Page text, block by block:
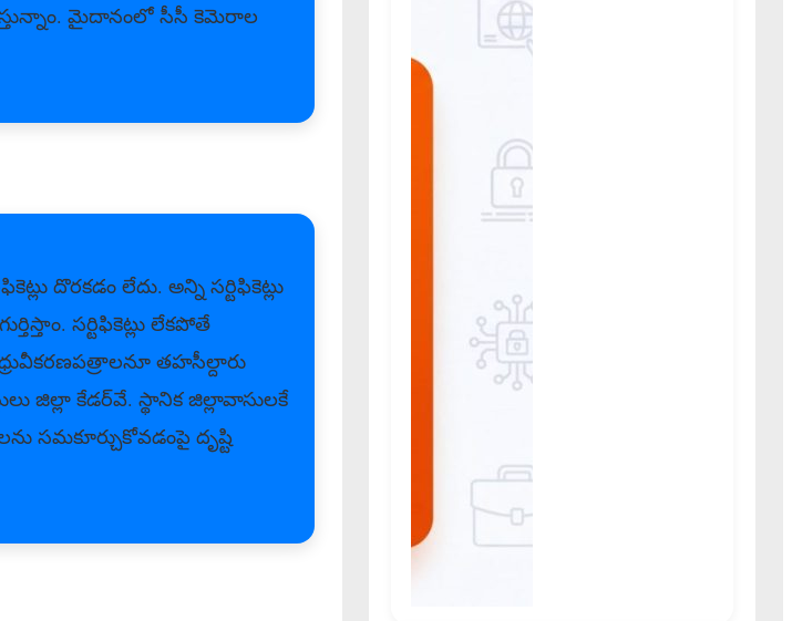
మైదానంలో సీసీ కెమెరాల
దొరకడం లేదు. అన్ని సర్టిఫికెట్లు
సర్టిఫికెట్లు లేకపోతే
తహసీల్దారు
జిల్లా కేడర్‌వే. స్థానిక జిల్లావాసులకే
సమకూర్చుకోవడంపై దృష్టి